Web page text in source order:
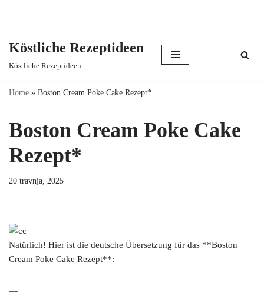
content
Köstliche Rezeptideen
Köstliche Rezeptideen
Home » Boston Cream Poke Cake Rezept*
Boston Cream Poke Cake
Rezept*
20 travnja, 2025
Natürlich! Hier ist die deutsche Übersetzung für das **Boston
Cream Poke Cake Rezept**:
—